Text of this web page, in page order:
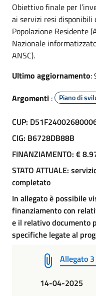
Obiettivo finale per
ai servizi resi disponibili
Popolazione Residente
Nazionale
ANSC).
Ultimo aggiornamento:
Argomenti : Piano di
CUP:
CIG: B6728DB88B
FINANZIAMENTO: €
STATO ATTUALE:
completato
In allegato è possibile
finanziamento con
e il relativo documento
specifiche legate al
Allegato
14-04-2025